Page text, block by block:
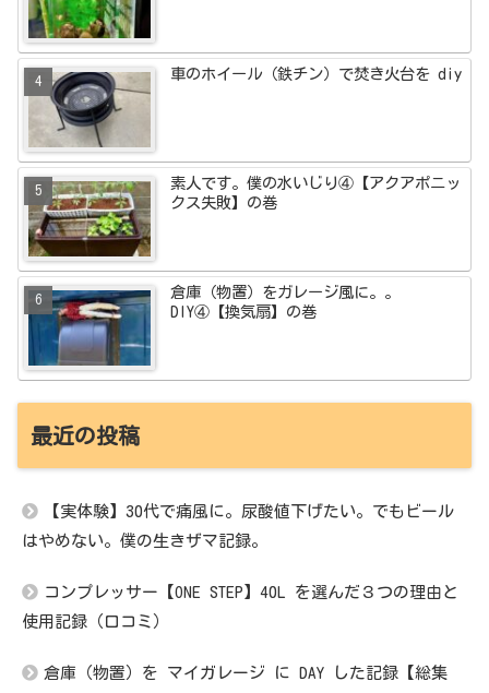
車のホイール（鉄チン）で焚き火台を diy
素人です。僕の水いじり④【アクアポニッ
クス失敗】の巻
倉庫（物置）をガレージ風に。。
DIY④【換気扇】の巻
最近の投稿
【実体験】30代で痛風に。尿酸値下げたい。でもビール
はやめない。僕の生きザマ記録。
コンプレッサー【ONE STEP】40L を選んだ３つの理由と
使用記録（口コミ）
倉庫（物置）を マイガレージ に DAY した記録【総集